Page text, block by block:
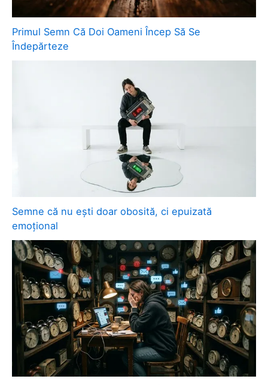
Primul Semn Că Doi Oameni Încep Să Se
Îndepărteze
Semne că nu ești doar obosită, ci epuizată
emoțional